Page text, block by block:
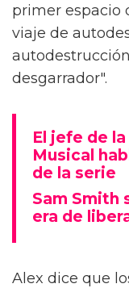
primer espacio
viaje de
desgarrador".
El jefe de
Musical
de la serie
Sam Smith
era de
Alex dice que